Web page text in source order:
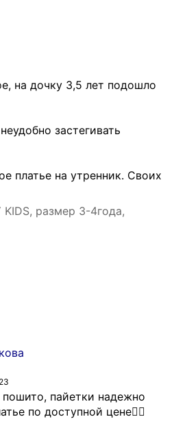
на дочку 3,5 лет подошло
застегивать
платье на утренник. Своих
размер 3-4года,
пайетки надежно
по доступной цене👍🏻